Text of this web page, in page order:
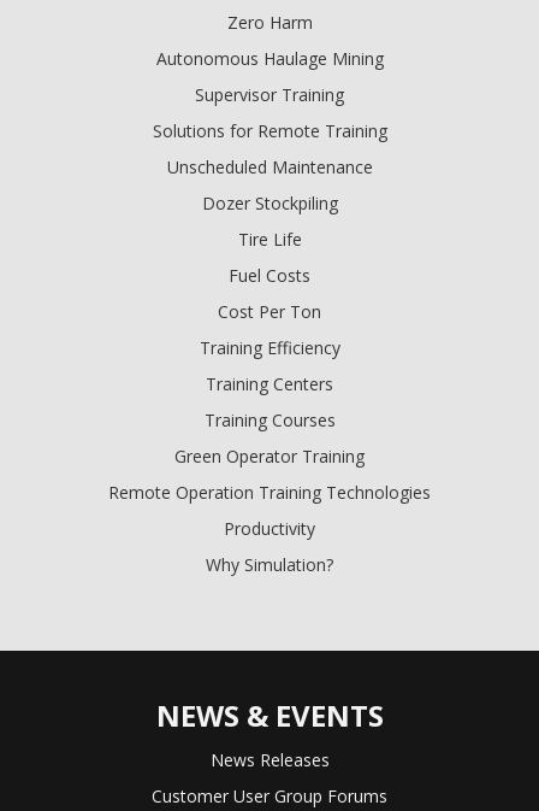
Zero Harm
Autonomous Haulage Mining
Supervisor Training
Solutions for Remote Training
Unscheduled Maintenance
Dozer Stockpiling
Tire Life
Fuel Costs
Cost Per Ton
Training Efficiency
Training Centers
Training Courses
Green Operator Training
Remote Operation Training Technologies
Productivity
Why Simulation?
NEWS & EVENTS
News Releases
Customer User Group Forums